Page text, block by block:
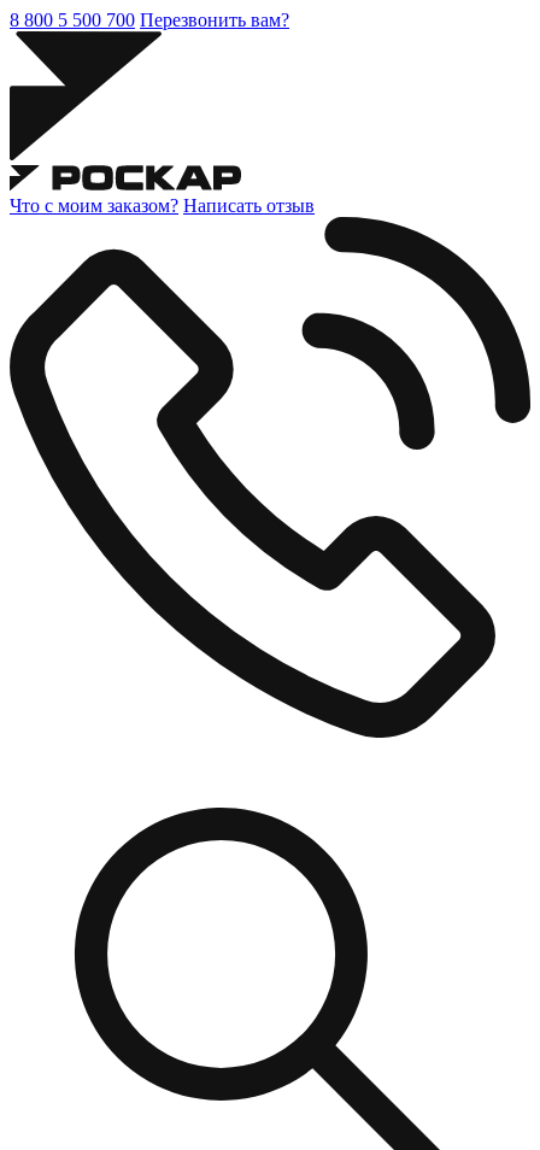
8 800 5 500 700 Перезвонить вам?
Что с моим заказом? Написать отзыв